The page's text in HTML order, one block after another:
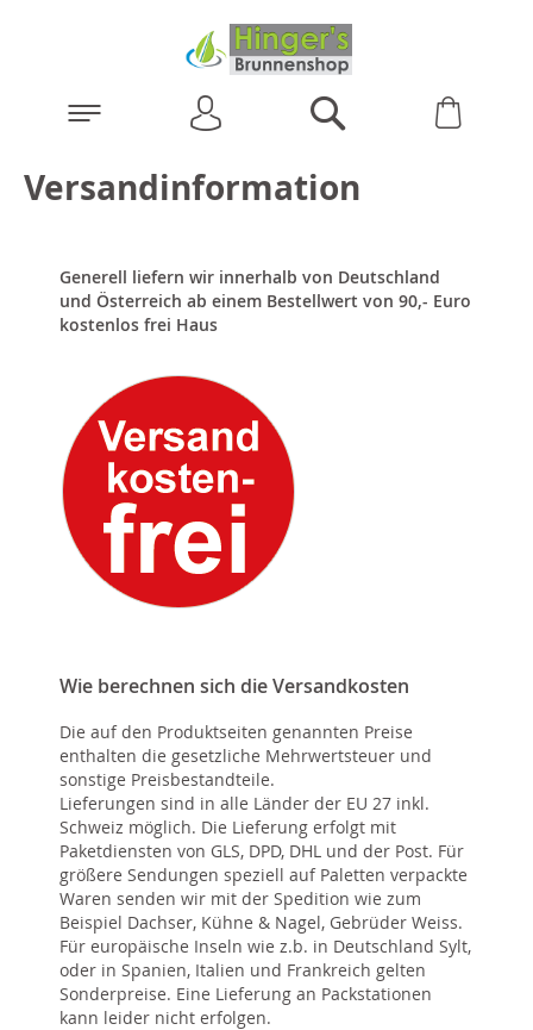
Versandinformation
Generell liefern wir innerhalb von Deutschland
und Österreich ab einem Bestellwert von 90,- Euro
kostenlos frei Haus
Wie berechnen sich die Versandkosten
Die auf den Produktseiten genannten Preise
enthalten die gesetzliche Mehrwertsteuer und
sonstige Preisbestandteile.
Lieferungen sind in alle Länder der EU 27 inkl.
Schweiz möglich. Die Lieferung erfolgt mit
Paketdiensten von GLS, DPD, DHL und der Post. Für
größere Sendungen speziell auf Paletten verpackte
Waren senden wir mit der Spedition wie zum
Beispiel Dachser, Kühne & Nagel, Gebrüder Weiss.
Für europäische Inseln wie z.b. in Deutschland Sylt,
oder in Spanien, Italien und Frankreich gelten
Sonderpreise. Eine Lieferung an Packstationen
kann leider nicht erfolgen.